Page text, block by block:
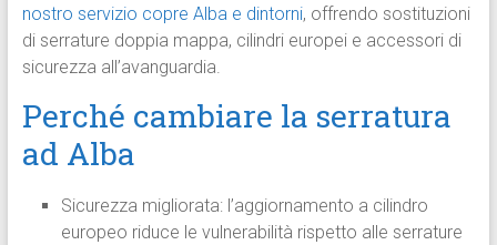
nostro servizio copre Alba e dintorni, offrendo sostituzioni
di serrature doppia mappa, cilindri europei e accessori di
sicurezza all’avanguardia.
Perché cambiare la serratura
ad Alba
Sicurezza migliorata: l’aggiornamento a cilindro
europeo riduce le vulnerabilità rispetto alle serrature